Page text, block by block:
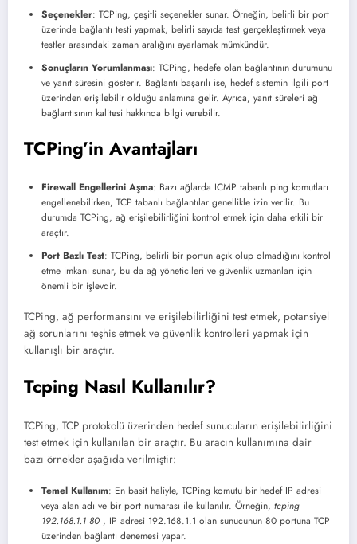
Seçenekler: TCPing, çeşitli seçenekler sunar. Örneğin, belirli bir port
üzerinde bağlantı testi yapmak, belirli sayıda test gerçekleştirmek veya
testler arasındaki zaman aralığını ayarlamak mümkündür.
Sonuçların Yorumlanması: TCPing, hedefe olan bağlantının durumunu
ve yanıt süresini gösterir. Bağlantı başarılı ise, hedef sistemin ilgili port
üzerinden erişilebilir olduğu anlamına gelir. Ayrıca, yanıt süreleri ağ
bağlantısının kalitesi hakkında bilgi verebilir.
TCPing’in Avantajları
Firewall Engellerini Aşma: Bazı ağlarda ICMP tabanlı ping komutları
engellenebilirken, TCP tabanlı bağlantılar genellikle izin verilir. Bu
durumda TCPing, ağ erişilebilirliğini kontrol etmek için daha etkili bir
araçtır.
Port Bazlı Test: TCPing, belirli bir portun açık olup olmadığını kontrol
etme imkanı sunar, bu da ağ yöneticileri ve güvenlik uzmanları için
önemli bir işlevdir.
TCPing, ağ performansını ve erişilebilirliğini test etmek, potansiyel
ağ sorunlarını teşhis etmek ve güvenlik kontrolleri yapmak için
kullanışlı bir araçtır.
Tcping Nasıl Kullanılır?
TCPing, TCP protokolü üzerinden hedef sunucuların erişilebilirliğini
test etmek için kullanılan bir araçtır. Bu aracın kullanımına dair
bazı örnekler aşağıda verilmiştir:
Temel Kullanım: En basit haliyle, TCPing komutu bir hedef IP adresi
veya alan adı ve bir port numarası ile kullanılır. Örneğin, tcping
192.168.1.1 80 , IP adresi 192.168.1.1 olan sunucunun 80 portuna TCP
üzerinden bağlantı denemesi yapar.